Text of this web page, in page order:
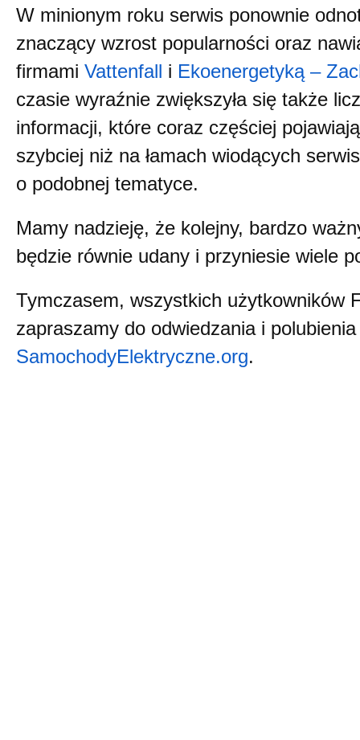
W minionym roku serwis ponownie
znaczący wzrost popularności oraz
firmami Vattenfall i Ekoenergetyką –
czasie wyraźnie zwiększyła się także
informacji, które coraz częściej
szybciej niż na łamach wiodących
o podobnej tematyce.
Mamy nadzieję, że kolejny, bardzo
będzie równie udany i przyniesie wiele
Tymczasem, wszystkich użytkowników
zapraszamy do odwiedzania i
SamochodyElektryczne.org.